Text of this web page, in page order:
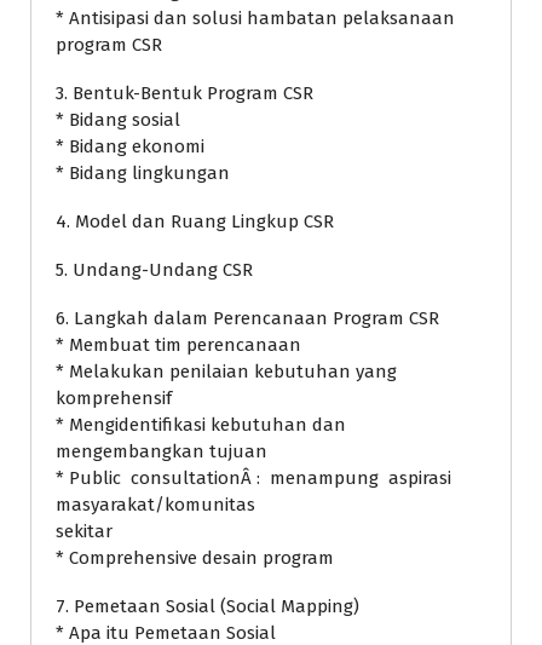
* Antisipasi dan solusi hambatan pelaksanaan
program CSR
3. Bentuk-Bentuk Program CSR
* Bidang sosial
* Bidang ekonomi
* Bidang lingkungan
4. Model dan Ruang Lingkup CSR
5. Undang-Undang CSR
6. Langkah dalam Perencanaan Program CSR
* Membuat tim perencanaan
* Melakukan penilaian kebutuhan yang
komprehensif
* Mengidentifikasi kebutuhan dan
mengembangkan tujuan
* Public consultationÂ : menampung aspirasi
masyarakat/komunitas
sekitar
* Comprehensive desain program
7. Pemetaan Sosial (Social Mapping)
* Apa itu Pemetaan Sosial